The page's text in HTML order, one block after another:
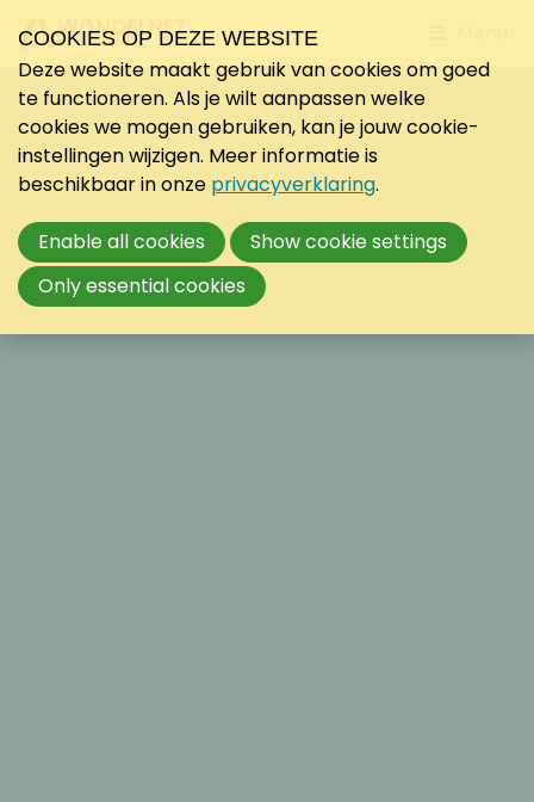
to
COOKIES OP DEZE WEBSITE
Deze website maakt gebruik van cookies om goed
te functioneren. Als je wilt aanpassen welke
cookies we mogen gebruiken, kan je jouw cookie-
instellingen wijzigen. Meer informatie is
beschikbaar in onze privacyverklaring.
Enable all cookies
Show cookie settings
Only essential cookies